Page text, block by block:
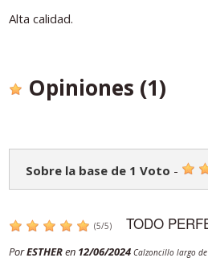
Alta calidad.
Opiniones (1)
Sobre la base de 1 Voto -
(5/5) TODO
PorESTHERen 12/06/2024 Calzoncillo largo